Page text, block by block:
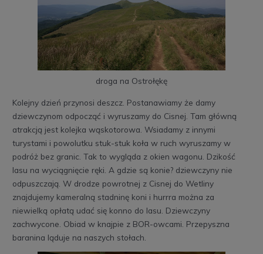
droga na Ostrołękę
Kolejny dzień przynosi deszcz. Postanawiamy że damy
dziewczynom odpocząć i wyruszamy do Cisnej. Tam główną
atrakcją jest kolejka wąskotorowa. Wsiadamy z innymi
turystami i powolutku stuk-stuk koła w ruch wyruszamy w
podróż bez granic. Tak to wygląda z okien wagonu. Dzikość
lasu na wyciągnięcie ręki. A gdzie są konie? dziewczyny nie
odpuszczają. W drodze powrotnej z Cisnej do Wetliny
znajdujemy kameralną stadninę koni i hurrra można za
niewielką opłatą udać się konno do lasu. Dziewczyny
zachwycone. Obiad w knajpie z BOR-owcami. Przepyszna
baranina ląduje na naszych stołach.